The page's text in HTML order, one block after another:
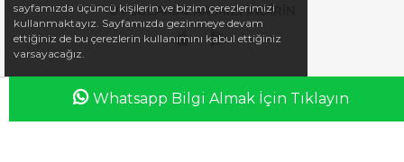
UYGULAMALARIMIZI İNDİRİN
Whatsapp Bilgi Almak İçin Tıklayın
sayfamızda üçüncü kişilerin ve bizim çerezlerimizi
kullanmaktayız. Sayfamızda gezinmeye devam
ettiğiniz de bu çerezlerin kullanımını kabul ettiğiniz
varsayacağız.
Anasayfa Favorilerim Sepetim Üye Girişi